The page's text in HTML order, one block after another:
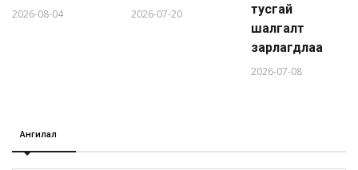
2026-08-04 2026-07-20
тусгай
шалгалт
зарлагдлаа
2026-07-08
Ангилал